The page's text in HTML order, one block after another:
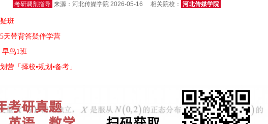
考研调剂指导 来源：河北传媒学院 2026-05-16 相关院校： 河北传媒学院
班
天带背答疑伴学营
早鸟1班
营「择校▪规划▪备考」